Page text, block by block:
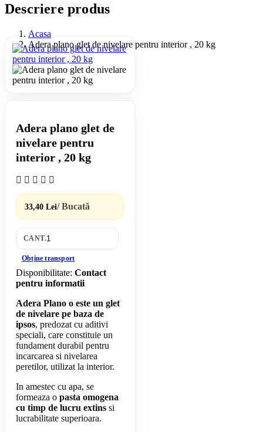
Descriere produs
Acasa
Adera plano glet de nivelare pentru interior , 20 kg
Adera plano glet de
nivelare pentru
interior , 20 kg
33,40 Lei/ Bucată
CANT.
Obține transport
Disponibilitate: Contact
pentru informatii
Adera Plano o este un glet
de nivelare pe baza de
ipsos, predozat cu aditivi
speciali, care constituie un
fundament durabil pentru
incarcarea si nivelarea
peretilor, utilizat la interior.
In amestec cu apa, se
formeaza o pasta omogena
cu timp de lucru extins si
lucrabilitate superioara.